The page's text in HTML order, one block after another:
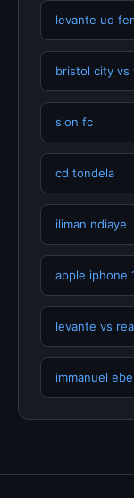
levante ud
bristol city vs
sion fc
cd tondela
iliman ndiaye
apple iphone
levante vs
immanuel